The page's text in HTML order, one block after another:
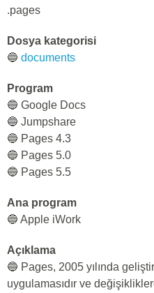
.pages
Dosya kategorisi
🔵 documents
Program
🔵 Google Docs
🔵 Jumpshare
🔵 Pages 4.3
🔵 Pages 5.0
🔵 Pages 5.5
Ana program
🔵 Apple iWork
Açıklama
🔵 Pages, 2005 yılında
uygulamasıdır ve